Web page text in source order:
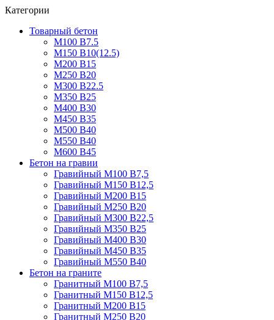
Категории
Товарный бетон
М100 В7.5
М150 В10(12.5)
М200 В15
М250 В20
М300 В22.5
М350 В25
М400 В30
М450 В35
М500 В40
М550 В40
М600 В45
Бетон на гравии
Гравийный М100 В7,5
Гравийный М150 В12,5
Гравийный М200 В15
Гравийный М250 В20
Гравийный М300 В22,5
Гравийный М350 В25
Гравийный М400 В30
Гравийный М450 В35
Гравийный М550 В40
Бетон на граните
Гранитный М100 В7,5
Гранитный М150 В12,5
Гранитный М200 В15
Гранитный М250 В20